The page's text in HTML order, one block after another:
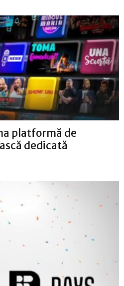
platformă de
dedicată